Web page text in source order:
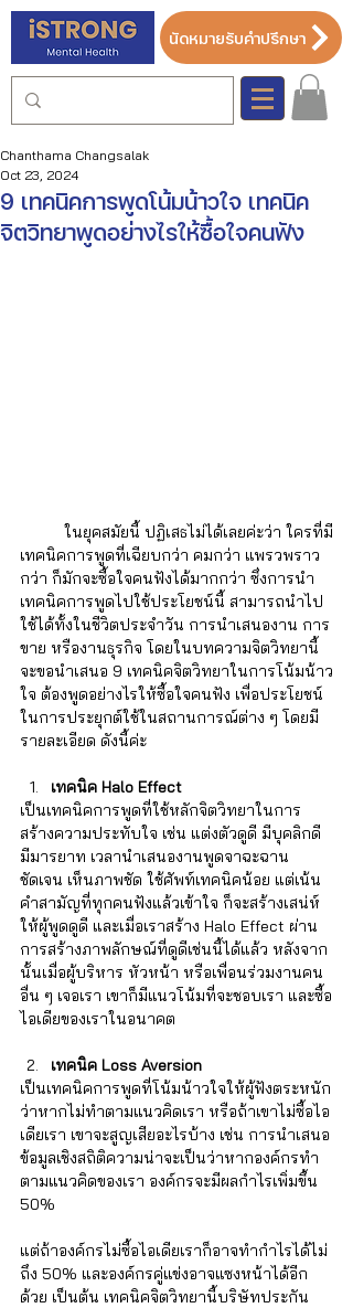
นัดหมายรับคำปรึกษา
9 เทคนิคการพูดโน้มน้าวใจ เทคนิค
จิตวิทยาพูดอย่างไรให้ซื้อใจคนฟัง
Chanthama Changsalak
Oct 23, 2024
เทคนิคการพูดที่เฉียบกว่า คมกว่า แพรวพราว
กว่า ก็มักจะซื้อใจคนฟังได้มากกว่า ซึ่งการนำ
เทคนิคการพูดไปใช้ประโยชน์นี้ สามารถนำไป
ใช้ได้ทั้งในชีวิตประจำวัน การนำเสนองาน การ
ขาย หรืองานธุรกิจ โดยในบทความจิตวิทยานี้
จะขอนำเสนอ 9 เทคนิคจิตวิทยาในการโน้มน้าว
ใจ ต้องพูดอย่างไรให้ซื้อใจคนฟัง เพื่อประโยชน์
ในการประยุกต์ใช้ในสถานการณ์ต่าง ๆ โดยมี
รายละเอียด ดังนี้ค่ะ
เทคนิค Halo Effect
เป็นเทคนิคการพูดที่ใช้หลักจิตวิทยาในการ
สร้างความประทับใจ เช่น แต่งตัวดูดี มีบุคลิกดี
มีมารยาท เวลานำเสนองานพูดจาฉะฉาน
ชัดเจน เห็นภาพชัด ใช้ศัพท์เทคนิคน้อย แต่เน้น
คำสามัญที่ทุกคนฟังแล้วเข้าใจ ก็จะสร้างเสน่ห์
ให้ผู้พูดดูดี และเมื่อเราสร้าง Halo Effect ผ่าน
การสร้างภาพลักษณ์ที่ดูดีเช่นนี้ได้แล้ว หลังจาก
นั้นเมื่อผู้บริหาร หัวหน้า หรือเพื่อนร่วมงานคน
อื่น ๆ เจอเรา เขาก็มีแนวโน้มที่จะชอบเรา และซื้อ
ไอเดียของเราในอนาคต
เทคนิค Loss Aversion
เป็นเทคนิคการพูดที่โน้มน้าวใจให้ผู้ฟังตระหนัก
ว่าหากไม่ทำตามแนวคิดเรา หรือถ้าเขาไม่ซื้อไอ
เดียเรา เขาจะสูญเสียอะไรบ้าง เช่น การนำเสนอ
ข้อมูลเชิงสถิติความน่าจะเป็นว่าหากองค์กรทำ
ตามแนวคิดของเรา องค์กรจะมีผลกำไรเพิ่มขึ้น
50%
แต่ถ้าองค์กรไม่ซื้อไอเดียเราก็อาจทำกำไรได้ไม่
ถึง 50% และองค์กรคู่แข่งอาจแซงหน้าได้อีก
ด้วย เป็นต้น เทคนิคจิตวิทยานี้บริษัทประกัน